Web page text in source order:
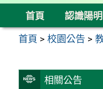
首頁 認識陽明
首頁 >校園公告 >
相關公告